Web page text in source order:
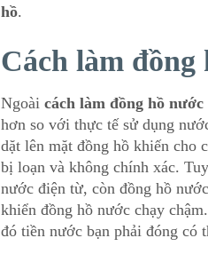
hồ.
Cách làm đồng
Ngoài cách làm đồng hồ
hơn so với thực tế sử dụng
dặt lên mặt đồng hồ khiến cho
bị loạn và không chính xác.
nước điện từ, còn đồng hồ
khiển đồng hồ nước chạy
đó tiền nước bạn phải đóng có